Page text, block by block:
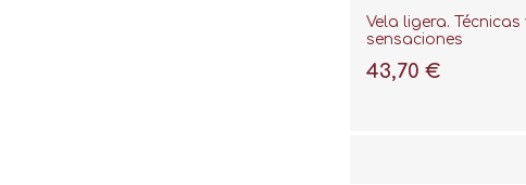
Vela ligera. Técnicas
sensaciones
43,70 €